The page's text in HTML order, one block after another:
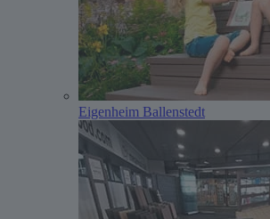
Eigenheim Ballenstedt